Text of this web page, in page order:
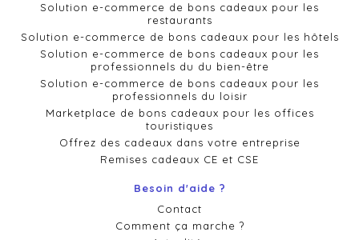
Solution e-commerce de bons cadeaux pour les
restaurants
Solution e-commerce de bons cadeaux pour les hôtels
Solution e-commerce de bons cadeaux pour les
professionnels du du bien-être
Solution e-commerce de bons cadeaux pour les
professionnels du loisir
Marketplace de bons cadeaux pour les offices
touristiques
Offrez des cadeaux dans votre entreprise
Remises cadeaux CE et CSE
Besoin d'aide ?
Contact
Comment ça marche ?